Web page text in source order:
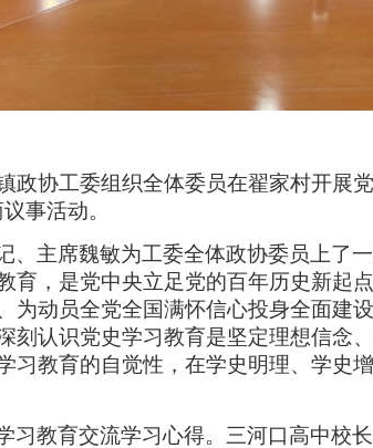
政协工委组织全体委员在翟家村开展
事活动。
、主席魏敏为工委全体政协委员上了
育，是党中央立足党的百年历史新起
为动员全党全国满怀信心投身全面建
刻认识党史学习教育是坚定理想信念
习教育的自觉性，在学史明理、学史
习教育交流学习心得。三河口高中校